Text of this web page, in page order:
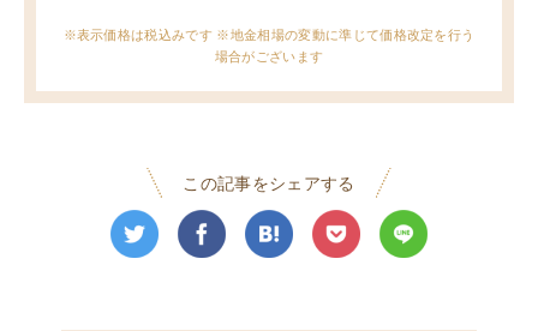
※表示価格は税込みです ※地金相場の変動に準じて価格改定を行う
場合がございます
この記事をシェアする